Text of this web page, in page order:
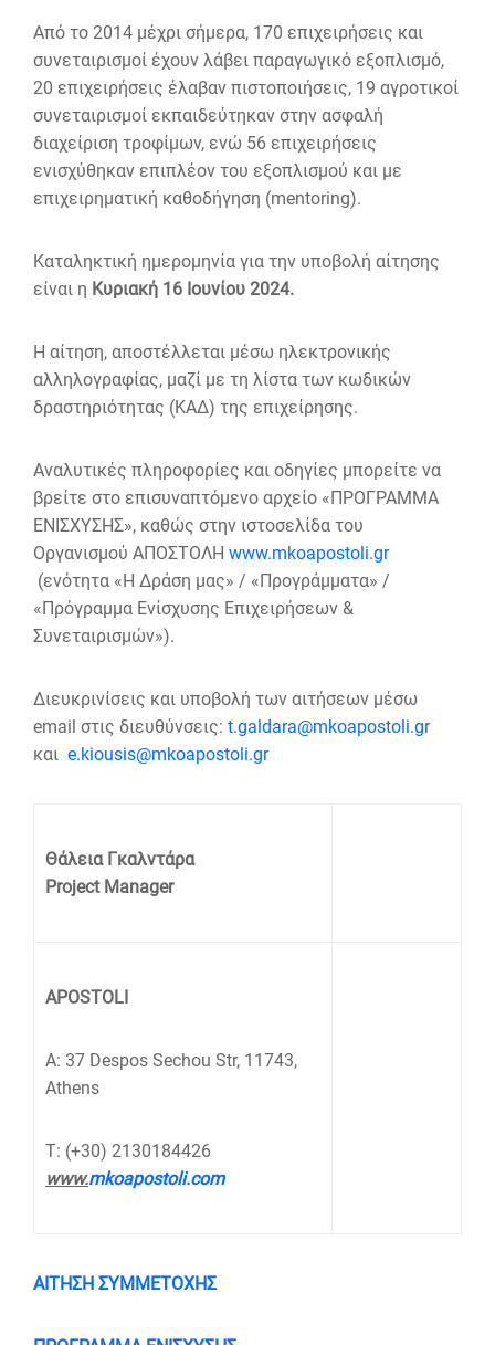
Από το 2014 μέχρι σήμερα, 170 επιχειρήσεις και
συνεταιρισμοί έχουν λάβει παραγωγικό εξοπλισμό,
20 επιχειρήσεις έλαβαν πιστοποιήσεις, 19 αγροτικοί
συνεταιρισμοί εκπαιδεύτηκαν στην ασφαλή
διαχείριση τροφίμων, ενώ 56 επιχειρήσεις
ενισχύθηκαν επιπλέον του εξοπλισμού και με
επιχειρηματική καθοδήγηση (mentoring).
Καταληκτική ημερομηνία για την υποβολή αίτησης
είναι η Κυριακή 16 Ιουνίου 2024.
Η αίτηση, αποστέλλεται μέσω ηλεκτρονικής
αλληλογραφίας, μαζί με τη λίστα των κωδικών
δραστηριότητας (ΚΑΔ) της επιχείρησης.
Αναλυτικές πληροφορίες και οδηγίες μπορείτε να
βρείτε στο επισυναπτόμενο αρχείο «ΠΡΟΓΡΑΜΜΑ
ΕΝΙΣΧΥΣΗΣ», καθώς στην ιστοσελίδα του
Οργανισμού ΑΠΟΣΤΟΛΗ www.mkoapostoli.gr
(ενότητα «Η Δράση μας» / «Προγράμματα» /
«Πρόγραμμα Ενίσχυσης Επιχειρήσεων &
Συνεταιρισμών»).
Διευκρινίσεις και υποβολή των αιτήσεων μέσω
email στις διευθύνσεις: t.galdara@mkoapostoli.gr
και e.kiousis@mkoapostoli.gr
Θάλεια Γκαλντάρα
Project Manager
APOSTOLI
A: 37 Despos Sechou Str, 11743,
Athens
T: (+30) 2130184426
www.mkoapostoli.com
ΑΙΤΗΣΗ ΣΥΜΜΕΤΟΧΗΣ